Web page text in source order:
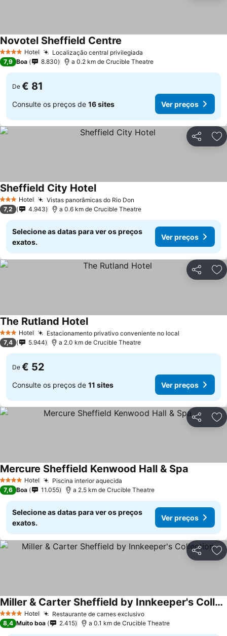
4 EstrelasHotel Localização central privilegiada
Novotel Sheffield Centre
7,9 Boa 8.830 a 0.2 km de Crucible Theatre
De € 81
Consulte os preços de 16 sites Ver preços
Partilhar
3 EstrelasHotel Vistas panorâmicas do Rio Don
Sheffield City HotelVer preços
7,2 4.943 a 0.6 km de Crucible Theatre
Selecione as datas para ver os preços
exatos.
Ver preços
Partilhar
3 EstrelasHotel Estacionamento privativo conveniente no local
The Rutland HotelVer preços
7,4 5.944 a 2.0 km de Crucible Theatre
De € 52
Consulte os preços de 11 sites Ver preços
Partilhar
4 EstrelasHotel Piscina interior aquecida
Mercure Sheffield Kenwood Hall & Spa
7,6 Boa 11.055 a 2.5 km de Crucible Theatre
Selecione as datas para ver os preços
exatos.
Ver preços
Partilhar
4 EstrelasHotel Restaurante de carnes exclusivoVer preços
Miller & Carter Sheffield by Innkeeper's Collection
Ver preços
8,4 Muito boa 2.415 a 0.1 km de Crucible Theatre